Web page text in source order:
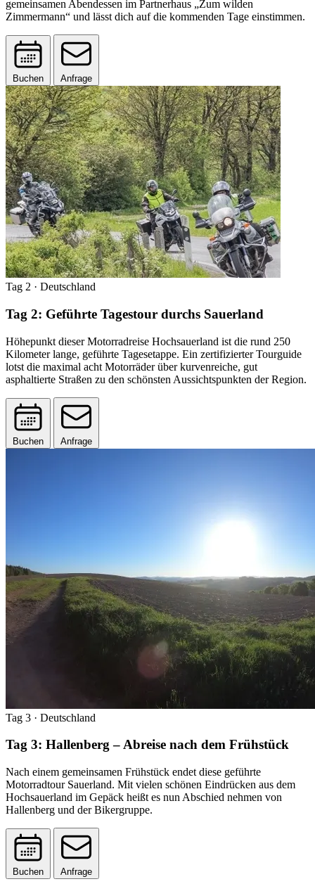
gemeinsamen Abendessen im Partnerhaus „Zum wilden
Zimmermann“ und lässt dich auf die kommenden Tage einstimmen.
Buchen Anfrage
Tag 2 · Deutschland
Tag 2: Geführte Tagestour durchs Sauerland
Höhepunkt dieser Motorradreise Hochsauerland ist die rund 250
Kilometer lange, geführte Tagesetappe. Ein zertifizierter Tourguide
lotst die maximal acht Motorräder über kurvenreiche, gut
asphaltierte Straßen zu den schönsten Aussichtspunkten der Region.
Buchen Anfrage
Tag 3 · Deutschland
Tag 3: Hallenberg – Abreise nach dem Frühstück
Nach einem gemeinsamen Frühstück endet diese geführte
Motorradtour Sauerland. Mit vielen schönen Eindrücken aus dem
Hochsauerland im Gepäck heißt es nun Abschied nehmen von
Hallenberg und der Bikergruppe.
Buchen Anfrage